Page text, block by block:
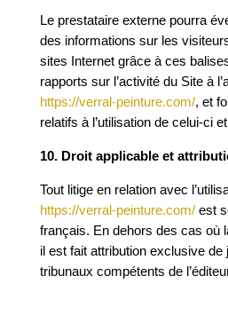
Le prestataire externe pourra
des informations sur les
sites Internet grâce à ces
rapports sur l’activité du Site à
https://verral-peinture.com/, et
relatifs à l’utilisation de celui-ci et
10. Droit applicable et
Tout litige en relation avec
https://verral-peinture.com/est
français. En dehors des cas où
il est fait attribution exclusive de
tribunaux compétents de